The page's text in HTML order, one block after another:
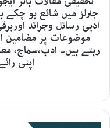
جنرلز میں شائع ہو چکے
ادبی رسائل وجرائد
موضوعات پر مضامین
رہتے ہیں۔ ادب،سماج،
اپنی